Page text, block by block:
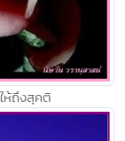
ห้ถึงสุคติ